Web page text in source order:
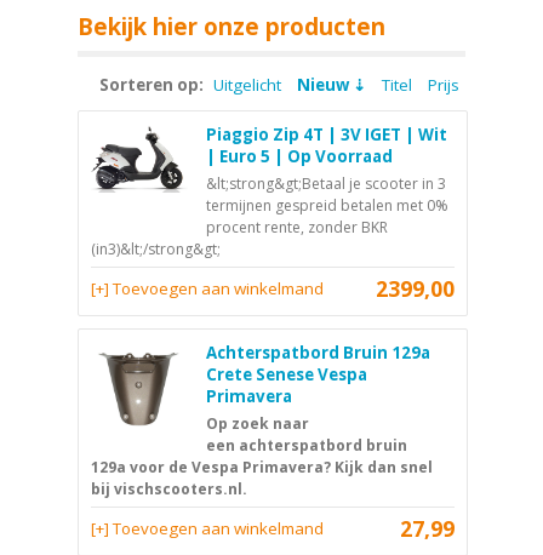
Bekijk hier onze producten
Sorteren op: Uitgelicht Nieuw Titel Prijs
Piaggio Zip 4T | 3V IGET | Wit
| Euro 5 | Op Voorraad
&lt;strong&gt;Betaal je scooter in 3
termijnen gespreid betalen met 0%
procent rente, zonder BKR
(in3)&lt;/strong&gt;
2399,00
[+] Toevoegen aan winkelmand
Achterspatbord Bruin 129a
Crete Senese Vespa
Primavera
Op zoek naar
een achterspatbord bruin
129a voor de Vespa Primavera? Kijk dan snel
bij vischscooters.nl.
27,99
[+] Toevoegen aan winkelmand